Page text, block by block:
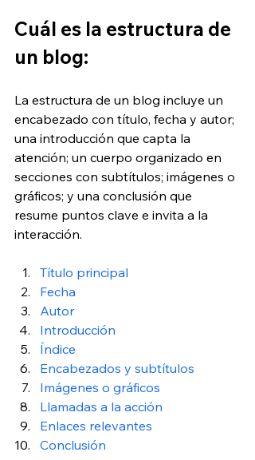
Cuál es la estructura de
un blog:
La estructura de un blog incluye un
encabezado con título, fecha y autor;
una introducción que capta la
atención; un cuerpo organizado en
secciones con subtítulos; imágenes o
gráficos; y una conclusión que
resume puntos clave e invita a la
interacción.
Título principal
Fecha
Autor
Introducción
Índice
Encabezados y subtítulos
Imágenes o gráficos
Llamadas a la acción
Enlaces relevantes
Conclusión